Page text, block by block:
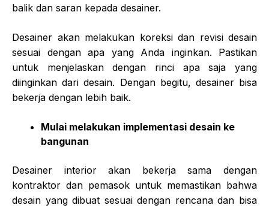
balik dan saran kepada desainer.
Desainer akan melakukan koreksi dan revisi desain
sesuai dengan apa yang Anda inginkan. Pastikan
untuk menjelaskan dengan rinci apa saja yang
diinginkan dari desain. Dengan begitu, desainer bisa
bekerja dengan lebih baik.
Mulai melakukan implementasi desain ke
bangunan
Desainer interior akan bekerja sama dengan
kontraktor dan pemasok untuk memastikan bahwa
desain yang dibuat sesuai dengan rencana dan bisa